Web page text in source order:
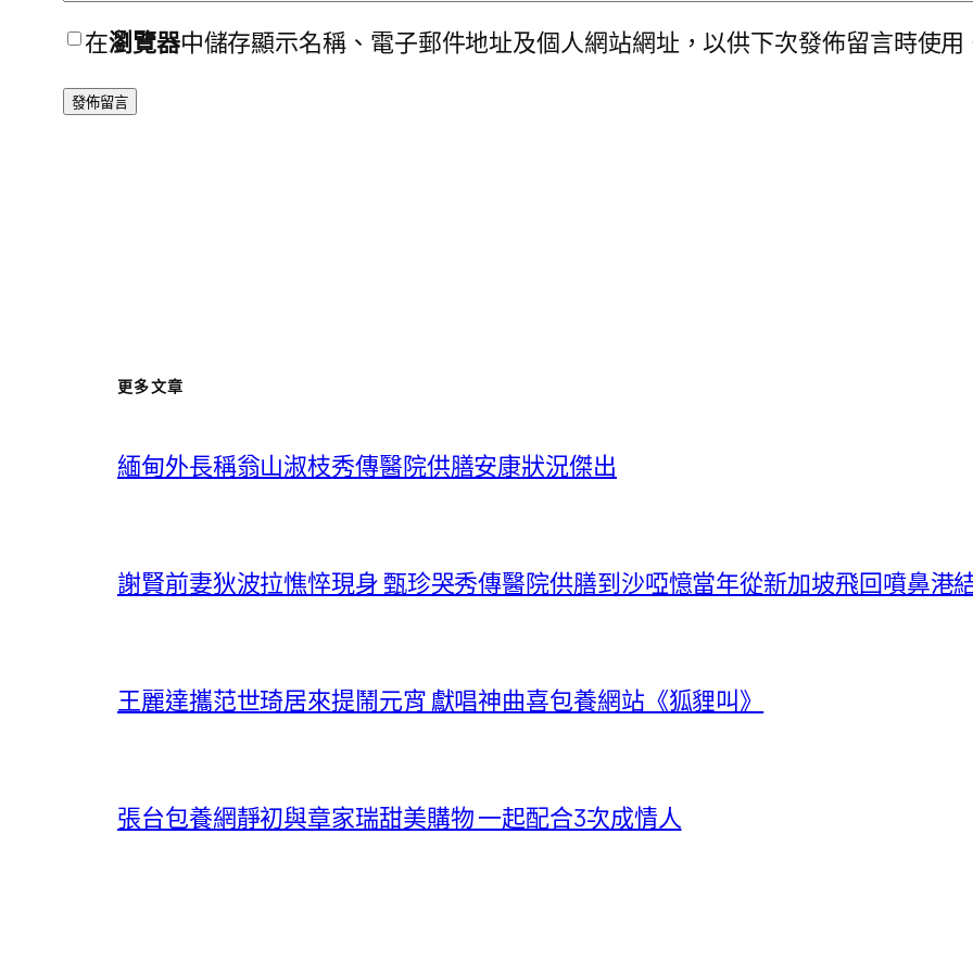
在瀏覽器中儲存顯示名稱、電子郵件地址及個人網站網址，以供下次發佈留言時使用
更多文章
緬甸外長稱翁山淑枝秀傳醫院供膳安康狀況傑出
謝賢前妻狄波拉憔悴現身 甄珍哭秀傳醫院供膳到沙啞憶當年從新加坡飛回噴鼻港
王麗達攜范世琦居來提鬧元宵 獻唱神曲喜包養網站《狐貍叫》
張台包養網靜初與章家瑞甜美購物 一起配合3次成情人